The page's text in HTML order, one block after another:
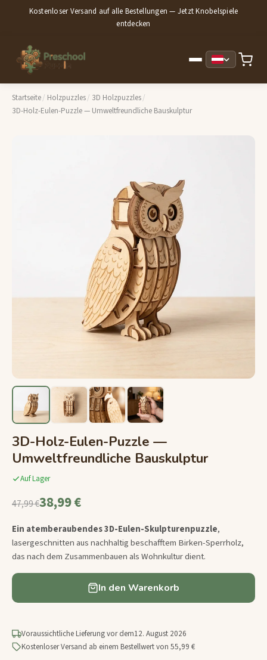
Kostenloser Versand auf alle Bestellungen — Jetzt Knobelspiele
entdecken
Startseite/ Holzpuzzles/ 3D Holzpuzzles/
3D-Holz-Eulen-Puzzle — Umweltfreundliche Bauskulptur
3D-Holz-Eulen-Puzzle —
Umweltfreundliche Bauskulptur
Auf Lager
47,99 €38,99 €
Ein atemberaubendes 3D-Eulen-Skulpturenpuzzle,
lasergeschnitten aus nachhaltig beschafftem Birken-Sperrholz,
das nach dem Zusammenbauen als Wohnkultur dient.
In den Warenkorb
Voraussichtliche Lieferung vor dem12. August 2026
Kostenloser Versand ab einem Bestellwert von 55,99 €